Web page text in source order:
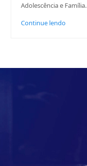
Adolescência e Família.
Continue lendo